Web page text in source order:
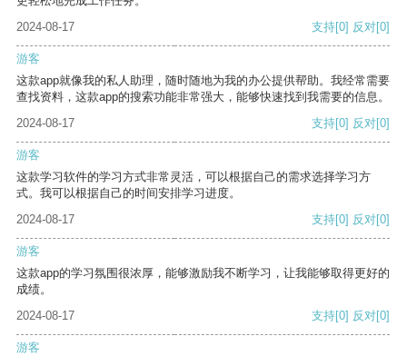
2024-08-17
支持[0] 反对[0]
游客
这款app就像我的私人助理，随时随地为我的办公提供帮助。我经常需要
查找资料，这款app的搜索功能非常强大，能够快速找到我需要的信息。
2024-08-17
支持[0] 反对[0]
游客
这款学习软件的学习方式非常灵活，可以根据自己的需求选择学习方
式。我可以根据自己的时间安排学习进度。
2024-08-17
支持[0] 反对[0]
游客
这款app的学习氛围很浓厚，能够激励我不断学习，让我能够取得更好的
成绩。
2024-08-17
支持[0] 反对[0]
游客